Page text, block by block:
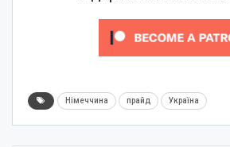
Німеччина прайд Україна